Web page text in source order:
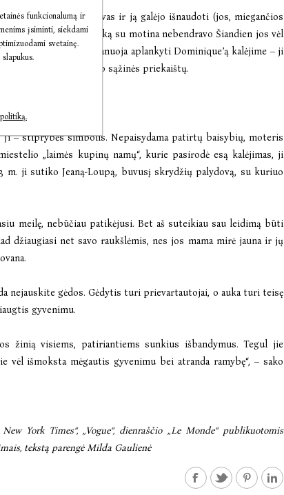
įtarianti, kad tėvas ir ją galėjo išnaudoti (jos, miegančios
pat rasta), kurį laiką su motina nebendravo Šiandien jos vėl
tėvui. Gisèle planuoja aplankyti Dominique’ą kalėjime – ji
tikėdamasi bent lašo sąžinės priekaištų.
Ji – stiprybės simbolis. Nepaisydama patirtų baisybių, moteris
„laimės kupinų namų“, kurie pasirodė esą kalėjimas, ji
m. ji sutiko Jeaną-Loupą, buvusį skrydžių palydovą, su kuriuo
meilę, nebūčiau patikėjusi. Bet aš suteikiau sau leidimą būti
džiaugiasi net savo raukšlėmis, nes jos mama mirė jauna ir jų
nejauskite gėdos. Gėdytis turi prievartautojai, o auka turi teisę
gyvenimu.
žinią visiems, patiriantiems sunkius išbandymus. Tegul jie
vėl išmoksta mėgautis gyvenimu bei atranda ramybę“, – sako
York Times“, „Vogue“, dienraščio „Le Monde“ publikuotomis
tekstą parengė Milda Gaulienė
funkcionalumą ir
įsiminti, siekdami
svetainę.